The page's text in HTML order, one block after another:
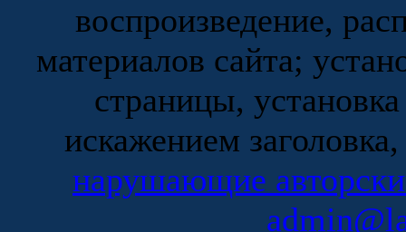
воспроизведение,
материалов сайта;
страницы,
искажением
нарушающие